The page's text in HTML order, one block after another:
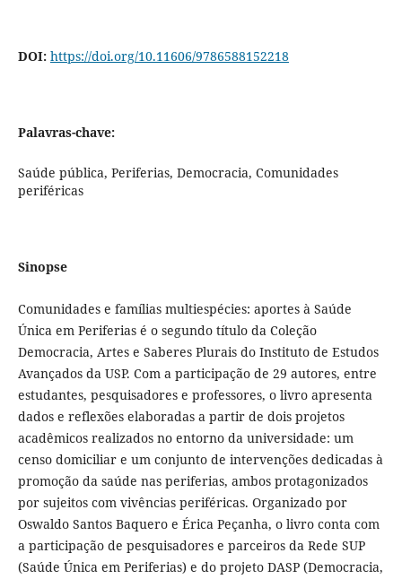
DOI: https://doi.org/10.11606/9786588152218
Palavras-chave:
Saúde pública, Periferias, Democracia, Comunidades
periféricas
Sinopse
Comunidades e famílias multiespécies: aportes à Saúde
Única em Periferias é o segundo título da Coleção
Democracia, Artes e Saberes Plurais do Instituto de Estudos
Avançados da USP. Com a participação de 29 autores, entre
estudantes, pesquisadores e professores, o livro apresenta
dados e reflexões elaboradas a partir de dois projetos
acadêmicos realizados no entorno da universidade: um
censo domiciliar e um conjunto de intervenções dedicadas à
promoção da saúde nas periferias, ambos protagonizados
por sujeitos com vivências periféricas. Organizado por
Oswaldo Santos Baquero e Érica Peçanha, o livro conta com
a participação de pesquisadores e parceiros da Rede SUP
(Saúde Única em Periferias) e do projeto DASP (Democracia,